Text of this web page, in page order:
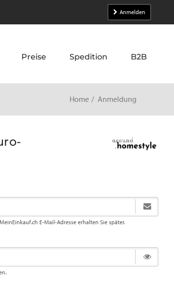
Anmelden
Preise Spedition B2B
Home Anmeldung
E-Mail-Adresse erhalten Sie später.